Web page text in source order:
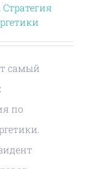
Стратегия
самый
по